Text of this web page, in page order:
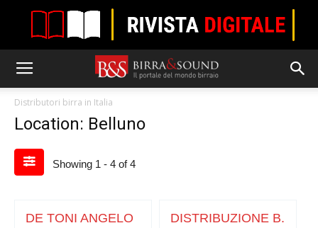
Distributori birra in Italia
Location: Belluno
Showing 1 - 4 of 4
DE TONI ANGELO
DISTRIBUZIONE B.